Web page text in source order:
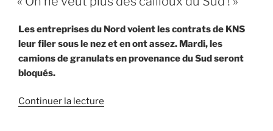
Les entreprises du Nord voient les contrats de KNS
leur filer sous le nez et en ont assez. Mardi, les
camions de granulats en provenance du Sud seront
bloqués.
Continuer la lecture